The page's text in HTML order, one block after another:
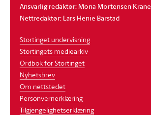
Ansvarlig redaktør: Mona Mortensen Krane
Nettredaktør: Lars Henie Barstad
Stortinget undervisning
Stortingets mediearkiv
Ordbok for Stortinget
Nyhetsbrev
Om nettstedet
Personvernerklæring
Tilgjengelighetserklæring